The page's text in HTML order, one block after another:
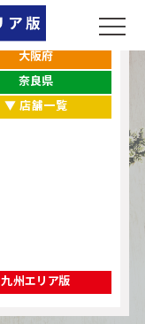
兵庫県
大阪府
奈良県
▼ 店舗一覧
九州エリア版